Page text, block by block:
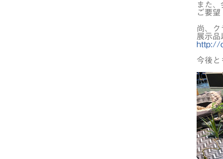
また
ご要
尚、ク
展示品
http://
今後と